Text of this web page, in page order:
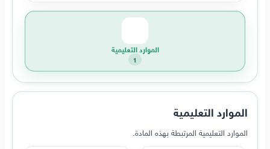
الموارد التعليمية
1
الموارد التعليمية
الموارد التعليمية المرتبطة بهذه المادة.